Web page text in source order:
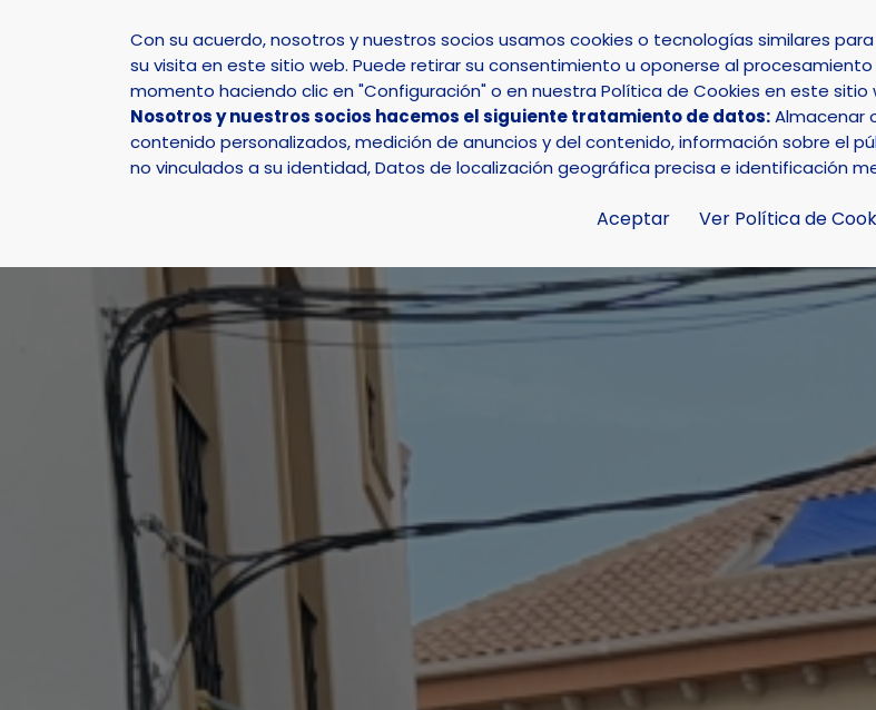
INICIO
Con su acuerdo, nosotros y nuestros socios usamos cookies o tecnologías similares
su visita en este sitio web. Puede retirar su consentimiento u oponerse al
momento haciendo clic en "Configuración" o en nuestra Política de Cookies en este sitio
Nosotros y nuestros socios hacemos el siguiente tratamiento de datos:Almacenar
contenido personalizados, medición de anuncios y del contenido, información sobre el
no vinculados a su identidad, Datos de localización geográfica precisa e identificación
Aceptar Ver Política de
Actualidad Noticias Noticia - El XX Mercado Medieval llenará de artesanía y